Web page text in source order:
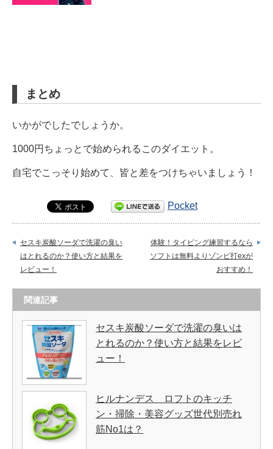
まとめ
いかがでしたでしょうか。
1000円ちょっとで始められるこのダイエット。
自宅でこっそり始めて、皆と差をつけちゃいましょう！
Pocket
セスキ炭酸ソーダで洗濯の臭い
はとれるのか？使い方と結果を
レビュー！
体験！タイピング練習するなら
ソフトは無料よりゾンビ打exが
おすすめ！
関連記事
セスキ炭酸ソーダで洗濯の臭いは
とれるのか？使い方と結果をレビ
ュー！
ヒルナンデス ロフトのキッチ
ン・掃除・美容グッズ世代別売れ
筋No1は？